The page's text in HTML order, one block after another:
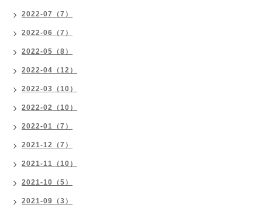
2022-07（7）
2022-06（7）
2022-05（8）
2022-04（12）
2022-03（10）
2022-02（10）
2022-01（7）
2021-12（7）
2021-11（10）
2021-10（5）
2021-09（3）